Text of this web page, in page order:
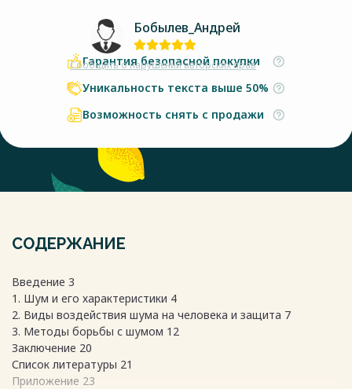
Бобылев_Андрей
Сообщить о нарушении авторских прав
Гарантия безопасной покупки
Уникальность текста выше 50%
Возможность снять с продажи
СОДЕРЖАНИЕ
Введение 3
1. Шум и его характеристики 4
2. Виды воздействия шума на человека и защита 7
3. Методы борьбы с шумом 12
Заключение 20
Список литературы 21
Приложение 23